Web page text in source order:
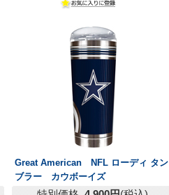
Great American NFL ローディ タン
ブラー カウボーイズ